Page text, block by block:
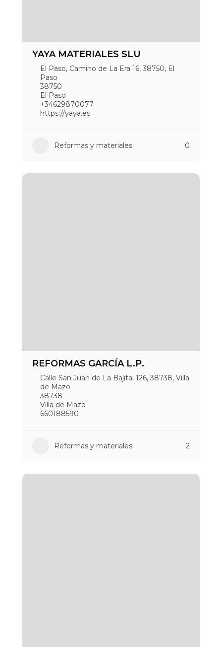
YAYA MATERIALES SLU
El Paso, Camino de La Era 16, 38750, El
Paso
38750
El Paso
+34629870077
https://yaya.es
Reformas y materiales 0
REFORMAS GARCÍA L.P.
Calle San Juan de La Bajita, 126, 38738, Villa
de Mazo
38738
Villa de Mazo
660188590
Reformas y materiales 2